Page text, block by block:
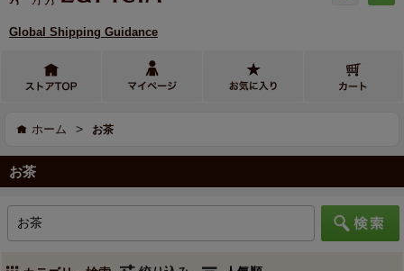
Global Shipping Guidance
ホーム > お茶
お茶